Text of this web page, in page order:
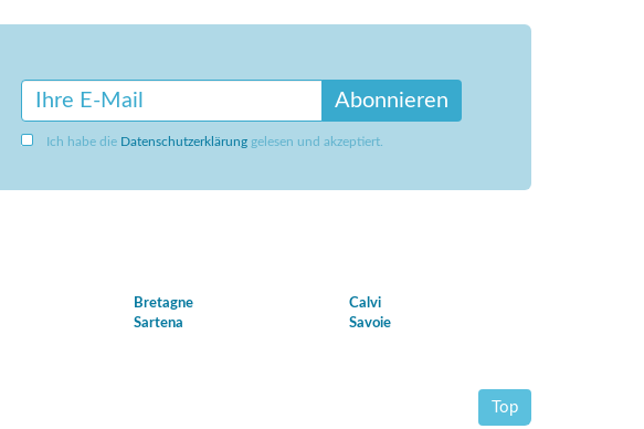
Abonnieren
Ich habe die Datenschutzerklärunggelesen und akzeptiert.
Bretagne
Calvi
Sartena Savoie
Top